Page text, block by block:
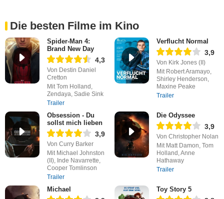
Die besten Filme im Kino
Spider-Man 4:
Brand New Day
4,3
Von Destin Daniel
Cretton
Mit Tom Holland,
Zendaya, Sadie Sink
Trailer
Verflucht Normal
3,9
Von Kirk Jones (II)
Mit Robert Aramayo,
Shirley Henderson,
Maxine Peake
Trailer
Obsession - Du
sollst mich lieben
3,9
Von Curry Barker
Mit Michael Johnston
(II), Inde Navarrette,
Cooper Tomlinson
Trailer
Die Odyssee
3,9
Von Christopher Nolan
Mit Matt Damon, Tom
Holland, Anne
Hathaway
Trailer
Michael Toy Story 5